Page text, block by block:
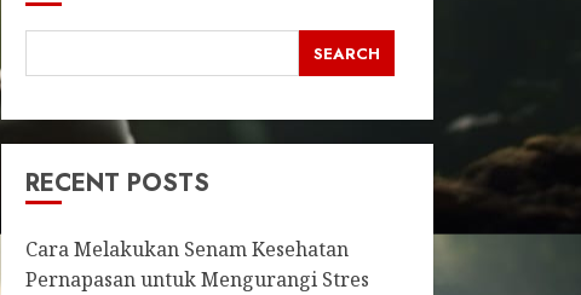
SEARCH
RECENT POSTS
Cara Melakukan Senam Kesehatan
Pernapasan untuk Mengurangi Stres